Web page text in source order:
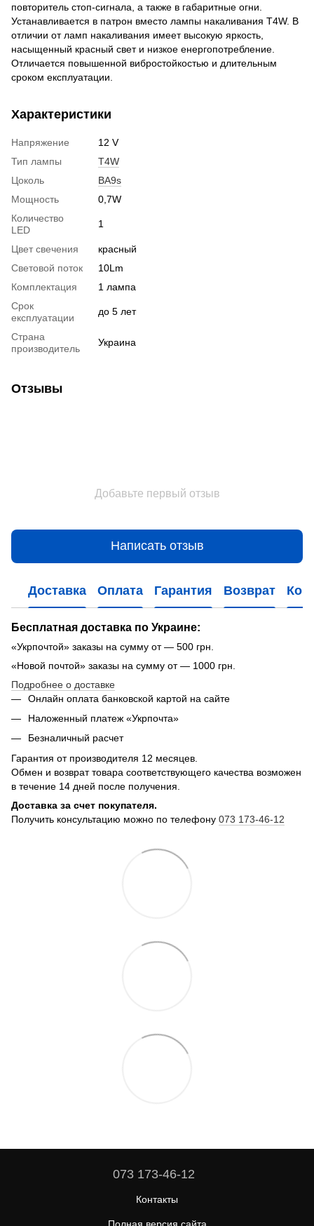
повторитель стоп-сигнала, а также в габаритные огни.
Устанавливается в патрон вместо лампы накаливания T4W. В
отличии от ламп накаливания имеет высокую яркость,
насыщенный красный свет и низкое енергопотребление.
Отличается повышенной вибростойкостью и длительным
сроком експлуатации.
Характеристики
Напряжение
12 V
Тип лампы
T4W
Цоколь
BA9s
Мощность
0,7W
Количество
LED
1
Цвет свечения
красный
Световой поток
10Lm
Комплектация
1 лампа
Срок
експлуатации
до 5 лет
Страна
производитель
Украина
Отзывы
Добавьте первый отзыв
Написать отзыв
Доставка Оплата Гарантия Возврат
Бесплатная доставка по Украине:
«Укрпочтой» заказы на сумму от — 500 грн.
«Новой почтой» заказы на сумму от — 1000 грн.
Подробнее о доставке
Онлайн оплата банковской картой на сайте
Наложенный платеж «Укрпочта»
Безналичный расчет
Гарантия от производителя 12 месяцев.
Обмен и возврат товара соответствующего качества возможен
в течение 14 дней после получения.
Доставка за счет покупателя.
Получить консультацию можно по телефону 073 173-46-12
073 173-46-12
Контакты
Полная версия сайта